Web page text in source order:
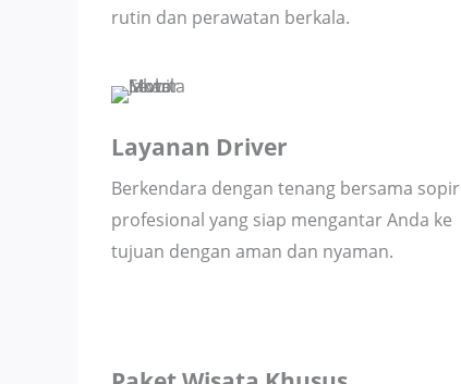
rutin dan perawatan berkala.
Layanan Driver
Berkendara dengan tenang bersama sopir
profesional yang siap mengantar Anda ke
tujuan dengan aman dan nyaman.